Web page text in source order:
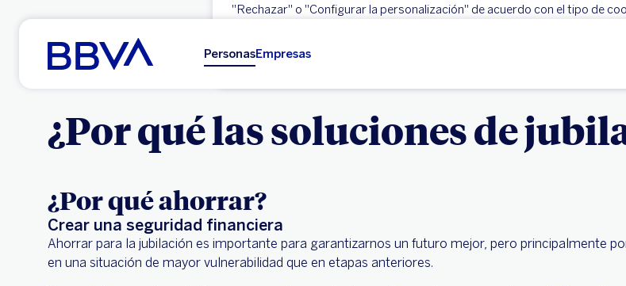
"Rechazar" o "Configurar la personalización" de acuerdo con el tipo de
Aceptar
Ir al contenido principal
PersonasEmpresas
¿Por qué las soluciones de
¿Por qué ahorrar?
Crear una seguridad financiera
Ahorrar para la jubilación es importante para garantizarnos un futuro mejor, pero principalmente
en una situación de mayor vulnerabilidad que en etapas anteriores.